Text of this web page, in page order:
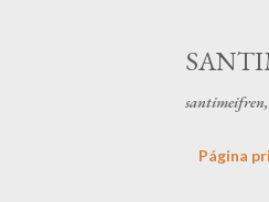
santimeifren,
Página